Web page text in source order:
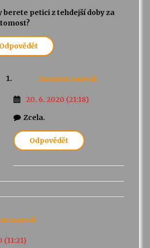
berete petici z tehdejší doby za
Odpovědět
Anonym napsal:
20. 6. 2020 (21:18)
Zcela.
Odpovědět
napsal:
(11:21)